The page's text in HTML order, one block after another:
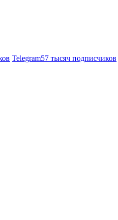
Telegram57 тысяч подписчиков